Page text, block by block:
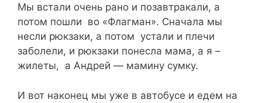
Мы встали очень рано и позавтракали, а
потом пошли во «Флагман». Сначала мы
несли рюкзаки, а потом устали и плечи
заболели, и рюкзаки понесла мама, а я –
жилеты, а Андрей — мамину сумку.
И вот наконец мы уже в автобусе и едем на